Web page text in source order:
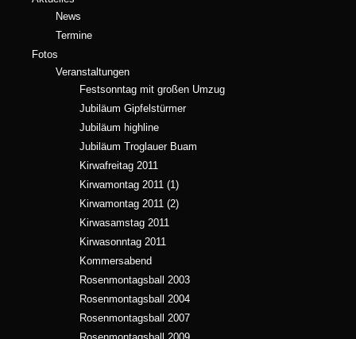
News
Termine
Fotos
Veranstaltungen
Festsonntag mit großen Umzug
Jubiläum Gipfelstürmer
Jubiläum highline
Jubiläum Troglauer Buam
Kirwafreitag 2011
Kirwamontag 2011 (1)
Kirwamontag 2011 (2)
Kirwasamstag 2011
Kirwasonntag 2011
Kommersabend
Rosenmontagsball 2003
Rosenmontagsball 2004
Rosenmontagsball 2007